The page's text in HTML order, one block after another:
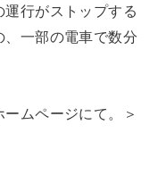
行がストップする
一部の電車で数分
ムページにて。＞